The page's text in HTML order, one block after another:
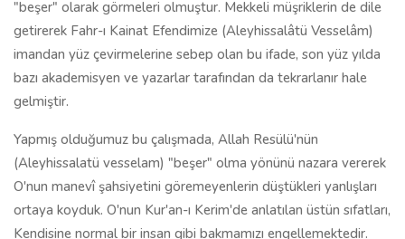
"beşer" olarak görmeleri olmuştur. Mekkeli müşriklerin de dile
getirerek Fahr-ı Kainat Efendimize (Aleyhissalâtü Vesselâm)
imandan yüz çevirmelerine sebep olan bu ifade, son yüz yılda
bazı akademisyen ve yazarlar tarafından da tekrarlanır hale
gelmiştir.
Yapmış olduğumuz bu çalışmada, Allah Resülü'nün
(Aleyhissalatü vesselam) "beşer" olma yönünü nazara vererek
O'nun manevî şahsiyetini göremeyenlerin düştükleri yanlışları
ortaya koyduk. O'nun Kur'an-ı Kerim'de anlatılan üstün sıfatları,
Kendisine normal bir insan gibi bakmamızı engellemektedir.